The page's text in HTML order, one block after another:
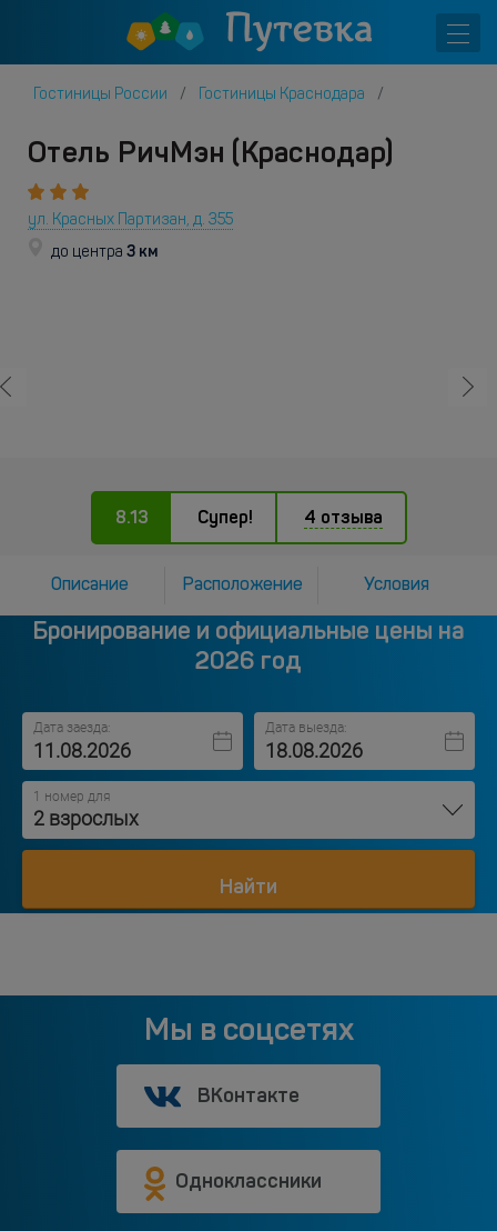
Гостиницы России Гостиницы Краснодара
Отель РичМэн (Краснодар)
ул. Красных Партизан, д. 355
до центра 3 км
8.13 Супер! 4 отзыва
Описание Расположение Условия
Бронирование и официальные цены на
2026 год
Дата заезда: Дата выезда:
1 номер для
2 взрослых
Найти
Мы в соцсетях
ВКонтакте
Одноклассники